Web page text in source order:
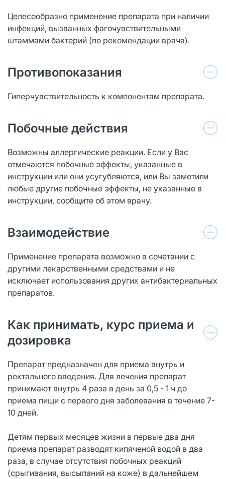
Целесообразно применение препарата при наличии
инфекций, вызванных фагочувствительными
штаммами бактерий (по рекомендации врача).
Противопоказания
Гиперчувствительность к компонентам препарата.
Побочные действия
Возможны аллергические реакции. Если у Вас
отмечаются побочные эффекты, указанные в
инструкции или они усугубляются, или Вы заметили
любые другие побочные эффекты, не указанные в
инструкции, сообщите об этом врачу.
Взаимодействие
Применение препарата возможно в сочетании с
другими лекарственными средствами и не
исключает использования других антибактериальных
препаратов.
Как принимать, курс приема и
дозировка
Препарат предназначен для приема внутрь и
ректального введения. Для лечения препарат
принимают внутрь 4 раза в день за 0,5 - 1 ч до
приема пищи с первого дня заболевания в течение 7-
10 дней.
Детям первых месяцев жизни в первые два дня
приема препарат разводят кипяченой водой в два
раза, в случае отсутствия побочных реакций
(срыгивания, высыпаний на коже) в дальнейшем